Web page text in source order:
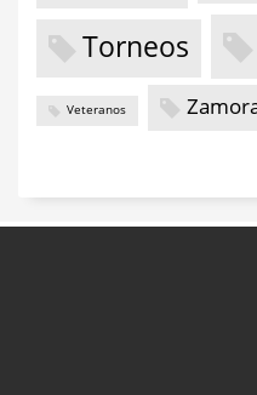
Torneos
Veteranos